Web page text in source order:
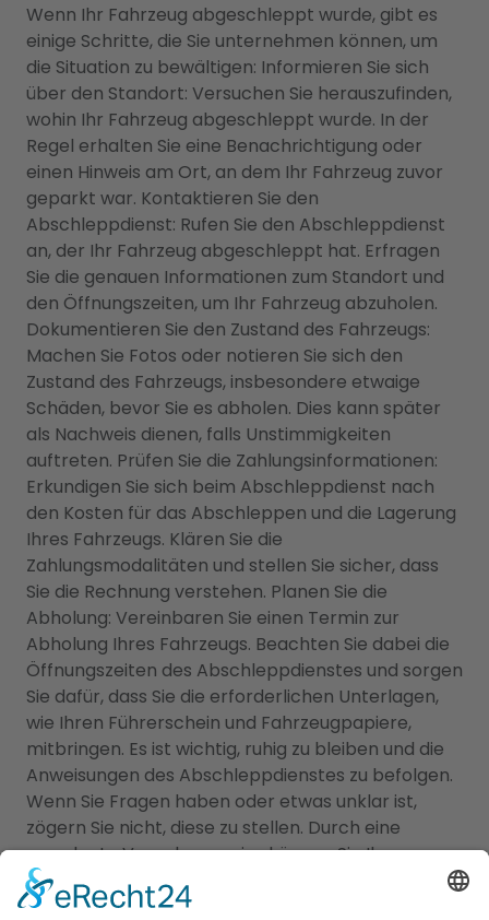
Wenn Ihr Fahrzeug abgeschleppt wurde, gibt es
einige Schritte, die Sie unternehmen können, um
die Situation zu bewältigen: Informieren Sie sich
über den Standort: Versuchen Sie herauszufinden,
wohin Ihr Fahrzeug abgeschleppt wurde. In der
Regel erhalten Sie eine Benachrichtigung oder
einen Hinweis am Ort, an dem Ihr Fahrzeug zuvor
geparkt war. Kontaktieren Sie den
Abschleppdienst: Rufen Sie den Abschleppdienst
an, der Ihr Fahrzeug abgeschleppt hat. Erfragen
Sie die genauen Informationen zum Standort und
den Öffnungszeiten, um Ihr Fahrzeug abzuholen.
Dokumentieren Sie den Zustand des Fahrzeugs:
Machen Sie Fotos oder notieren Sie sich den
Zustand des Fahrzeugs, insbesondere etwaige
Schäden, bevor Sie es abholen. Dies kann später
als Nachweis dienen, falls Unstimmigkeiten
auftreten. Prüfen Sie die Zahlungsinformationen:
Erkundigen Sie sich beim Abschleppdienst nach
den Kosten für das Abschleppen und die Lagerung
Ihres Fahrzeugs. Klären Sie die
Zahlungsmodalitäten und stellen Sie sicher, dass
Sie die Rechnung verstehen. Planen Sie die
Abholung: Vereinbaren Sie einen Termin zur
Abholung Ihres Fahrzeugs. Beachten Sie dabei die
Öffnungszeiten des Abschleppdienstes und sorgen
Sie dafür, dass Sie die erforderlichen Unterlagen,
wie Ihren Führerschein und Fahrzeugpapiere,
mitbringen. Es ist wichtig, ruhig zu bleiben und die
Anweisungen des Abschleppdienstes zu befolgen.
Wenn Sie Fragen haben oder etwas unklar ist,
zögern Sie nicht, diese zu stellen. Durch eine
geordnete Vorgehensweise können Sie Ihren
abgeschleppten Wagen schnell wieder in Besitz
nehmen.